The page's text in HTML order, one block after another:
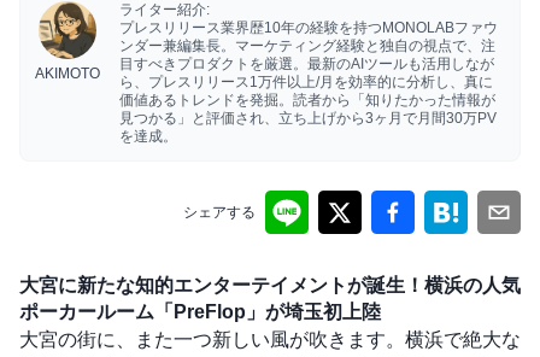
AKIMOTO
ライター紹介:
プレスリリース業界歴10年の経験を持つMONOLABファウ
ンダー兼編集長。マーケティング経験と独自の視点で、注
目すべきプロダクトを厳選。最新のAIツールも活用しなが
ら、プレスリリース1万件以上/月を効率的に分析し、真に
価値あるトレンドを発掘。読者から「知りたかった情報が
見つかる」と評価され、立ち上げから3ヶ月で月間30万PV
を達成。
シェアする
大宮に新たな知的エンターテイメントが誕生！横浜の人気
ポーカールーム「PreFlop」が埼玉初上陸
大宮の街に、また一つ新しい風が吹きます。横浜で絶大な